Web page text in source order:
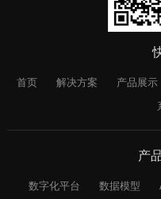
首页 解决方案 产品展示
产
数字化平台 数据模型